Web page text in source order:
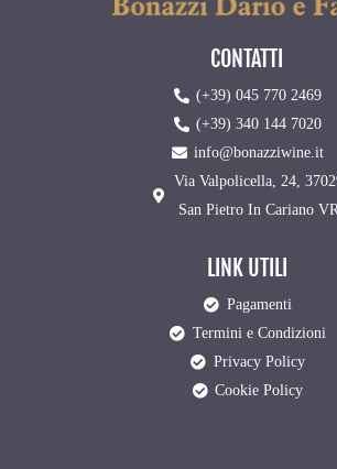
CONTATTI
(+39) 045 770 2469
(+39) 340 144 7020
info@bonazziwine.it
Via Valpolicella, 24,
San Pietro In Cariano VR
LINK UTILI
Pagamenti
Termini e Condizioni
Privacy Policy
Cookie Policy